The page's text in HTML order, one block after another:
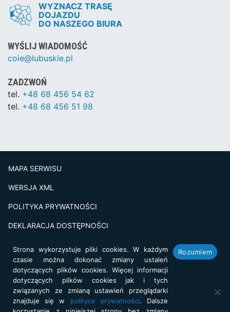
WYZNACZ TRASĘ
DOJAZDU
DO NASZEGO BIURA
WYŚLIJ WIADOMOŚĆ
coie@lubuskie.pl
ZADZWOŃ
tel. +48 68 456 54 62
tel. +48 68 456 51 98
MAPA SERWISU
WERSJA XML
POLITYKA PRYWATNOŚCI
DEKLARACJA DOSTĘPNOŚCI
Projekt i realizacja: netkoncept.com
Strona wykorzystuje pliki cookies. W każdym
czasie można dokonać zmiany ustaleń
dotyczących plików cookies. Więcej informacji
dotyczących plików cookies jak i tych
związanych ze zmianą ustawień przeglądarki
znajduje się w polityce prywatności. Dalsze
Rozumiem